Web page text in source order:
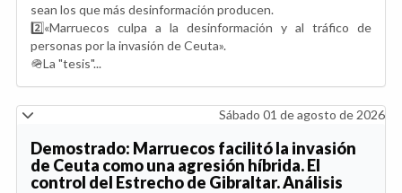
sean los que más desinformación producen.
2️⃣«Marruecos culpa a la desinformación y al tráfico de
personas por la invasión de Ceuta».
🪖La "tesis"...
Sábado 01 de agosto de 2026
Demostrado: Marruecos facilitó la invasión
de Ceuta como una agresión híbrida. El
control del Estrecho de Gibraltar. Análisis